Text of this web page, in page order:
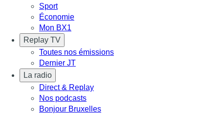
Sport
Économie
Mon BX1
Replay TV
Toutes nos émissions
Dernier JT
La radio
Direct & Replay
Nos podcasts
Bonjour Bruxelles